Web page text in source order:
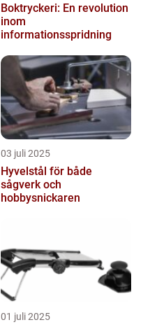
Boktryckeri: En revolution
inom
informationsspridning
03 juli 2025
Hyvelstål för både
sågverk och
hobbysnickaren
01 juli 2025